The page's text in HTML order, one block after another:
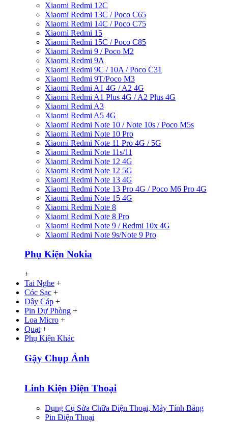
Xiaomi Redmi 12C
Xiaomi Redmi 13C / Poco C65
Xiaomi Redmi 14C / Poco C75
Xiaomi Redmi 15
Xiaomi Redmi 15C / Poco C85
Xiaomi Redmi 9 / Poco M2
Xiaomi Redmi 9A
Xiaomi Redmi 9C / 10A / Poco C31
Xiaomi Redmi 9T/Poco M3
Xiaomi Redmi A1 4G / A2 4G
Xiaomi Redmi A1 Plus 4G / A2 Plus 4G
Xiaomi Redmi A3
Xiaomi Redmi A5 4G
Xiaomi Redmi Note 10 / Note 10s / Poco M5s
Xiaomi Redmi Note 10 Pro
Xiaomi Redmi Note 11 Pro 4G / 5G
Xiaomi Redmi Note 11s/11
Xiaomi Redmi Note 12 4G
Xiaomi Redmi Note 12 5G
Xiaomi Redmi Note 13 4G
Xiaomi Redmi Note 13 Pro 4G / Poco M6 Pro 4G
Xiaomi Redmi Note 15 4G
Xiaomi Redmi Note 8
Xiaomi Redmi Note 8 Pro
Xiaomi Redmi Note 9 / Redmi 10x 4G
Xiaomi Redmi Note 9s/Note 9 Pro
Phụ Kiện Nokia
+
Tai Nghe +
Cóc Sạc +
Dây Cáp +
Pin Dự Phòng +
Loa Micro +
Quạt +
Phụ Kiện Khác
Gậy Chụp Ảnh
Linh Kiện Điện Thoại
Dụng Cụ Sửa Chữa Điện Thoại, Máy Tính Bảng
Pin Điện Thoại